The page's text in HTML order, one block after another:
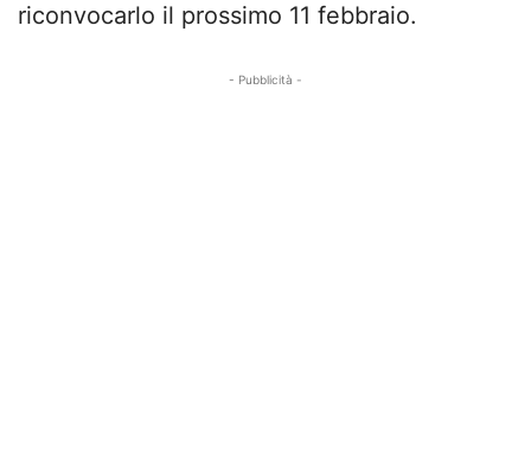
riconvocarlo il prossimo 11 febbraio.
- Pubblicità -